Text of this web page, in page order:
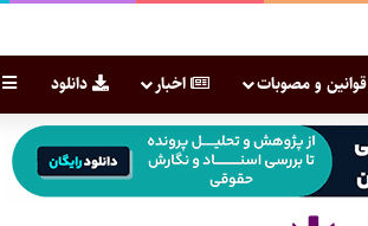
قوانین و مصوبات اخبار دانلود